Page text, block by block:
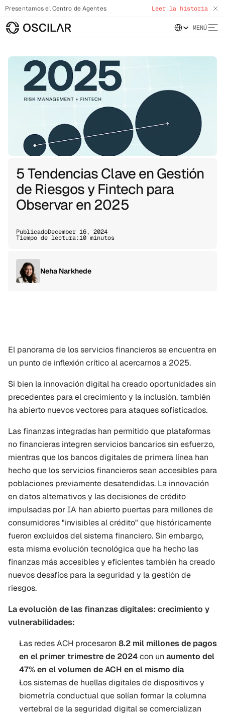
Presentamos el Centro de Agentes Leer la historia
Select Language
MENÚ
5 Tendencias Clave en Gestión
de Riesgos y Fintech para
Observar en 2025
PublicadoDecember 16, 2024
Tiempo de lectura:10 minutos
Neha Narkhede
El panorama de los servicios financieros se encuentra en
un punto de inflexión crítico al acercarnos a 2025.
Si bien la innovación digital ha creado oportunidades sin
precedentes para el crecimiento y la inclusión, también
ha abierto nuevos vectores para ataques sofisticados.
Las finanzas integradas han permitido que plataformas
no financieras integren servicios bancarios sin esfuerzo,
mientras que los bancos digitales de primera línea han
hecho que los servicios financieros sean accesibles para
poblaciones previamente desatendidas. La innovación
en datos alternativos y las decisiones de crédito
impulsadas por IA han abierto puertas para millones de
consumidores "invisibles al crédito" que históricamente
fueron excluidos del sistema financiero. Sin embargo,
esta misma evolución tecnológica que ha hecho las
finanzas más accesibles y eficientes también ha creado
nuevos desafíos para la seguridad y la gestión de
riesgos.
La evolución de las finanzas digitales: crecimiento y
vulnerabilidades:
Las redes ACH procesaron 8.2 mil millones de pagos
en el primer trimestre de 2024 con un aumento del
47% en el volumen de ACH en el mismo día
Los sistemas de huellas digitales de dispositivos y
biometría conductual que solían formar la columna
vertebral de la seguridad digital se comercializan